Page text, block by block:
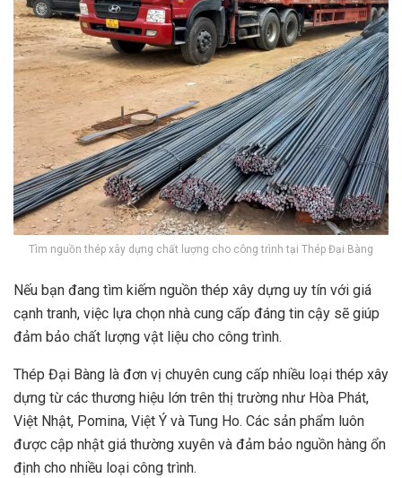
Tìm nguồn thép xây dựng chất lượng cho công trình tại Thép Đại Bàng
Nếu bạn đang tìm kiếm nguồn thép xây dựng uy tín với giá
cạnh tranh, việc lựa chọn nhà cung cấp đáng tin cậy sẽ giúp
đảm bảo chất lượng vật liệu cho công trình.
Thép Đại Bàng là đơn vị chuyên cung cấp nhiều loại thép xây
dựng từ các thương hiệu lớn trên thị trường như Hòa Phát,
Việt Nhật, Pomina, Việt Ý và Tung Ho. Các sản phẩm luôn
được cập nhật giá thường xuyên và đảm bảo nguồn hàng ổn
định cho nhiều loại công trình.